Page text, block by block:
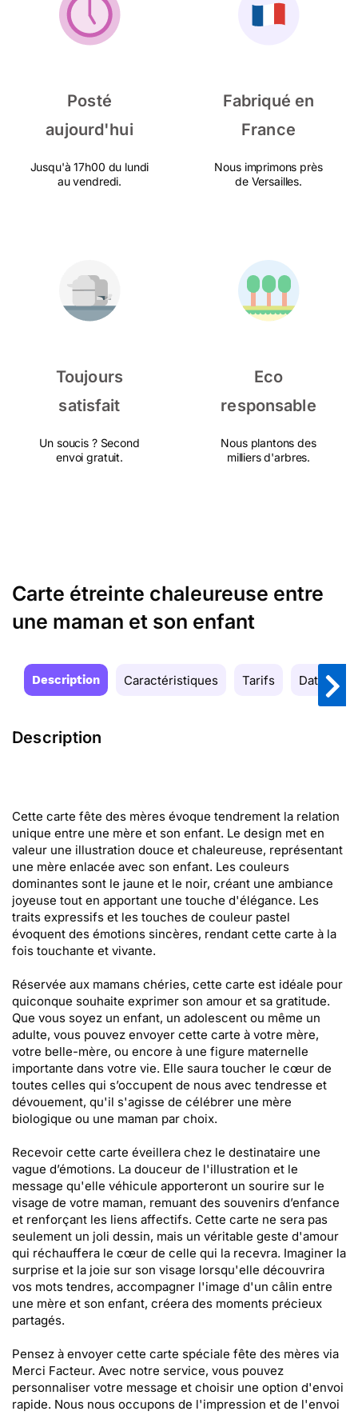
Posté
aujourd'hui
Jusqu'à 17h00 du lundi
au vendredi.
Fabriqué en
France
Nous imprimons près
de Versailles.
Toujours
satisfait
Un soucis ? Second
envoi gratuit.
Eco
responsable
Nous plantons des
milliers d'arbres.
Carte étreinte chaleureuse entre
une maman et son enfant
Description Caractéristiques Tarifs Date de
Description
Cette carte fête des mères évoque tendrement la relation
unique entre une mère et son enfant. Le design met en
valeur une illustration douce et chaleureuse, représentant
une mère enlacée avec son enfant. Les couleurs
dominantes sont le jaune et le noir, créant une ambiance
joyeuse tout en apportant une touche d'élégance. Les
traits expressifs et les touches de couleur pastel
évoquent des émotions sincères, rendant cette carte à la
fois touchante et vivante.
Réservée aux mamans chéries, cette carte est idéale pour
quiconque souhaite exprimer son amour et sa gratitude.
Que vous soyez un enfant, un adolescent ou même un
adulte, vous pouvez envoyer cette carte à votre mère,
votre belle-mère, ou encore à une figure maternelle
importante dans votre vie. Elle saura toucher le cœur de
toutes celles qui s’occupent de nous avec tendresse et
dévouement, qu'il s'agisse de célébrer une mère
biologique ou une maman par choix.
Recevoir cette carte éveillera chez le destinataire une
vague d’émotions. La douceur de l'illustration et le
message qu'elle véhicule apporteront un sourire sur le
visage de votre maman, remuant des souvenirs d’enfance
et renforçant les liens affectifs. Cette carte ne sera pas
seulement un joli dessin, mais un véritable geste d'amour
qui réchauffera le cœur de celle qui la recevra. Imaginer la
surprise et la joie sur son visage lorsqu'elle découvrira
vos mots tendres, accompagner l'image d'un câlin entre
une mère et son enfant, créera des moments précieux
partagés.
Pensez à envoyer cette carte spéciale fête des mères via
Merci Facteur. Avec notre service, vous pouvez
personnaliser votre message et choisir une option d'envoi
rapide. Nous nous occupons de l'impression et de l'envoi